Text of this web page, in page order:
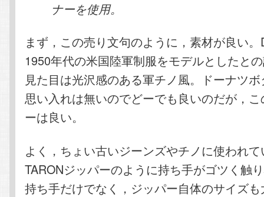
ナーを使用。
まず，この売り文句のように，素材が良い
1950年代の米国陸軍制服をモデルとしたと
見た目は光沢感のある軍チノ風。ドーナツ
思い入れは無いのでどーでも良いのだが，
ーは良い。
よく，ちょい古いジーンズやチノに使われ
TARONジッパーのように持ち手がゴツく触
持ち手だけでなく，ジッパー自体のサイズ